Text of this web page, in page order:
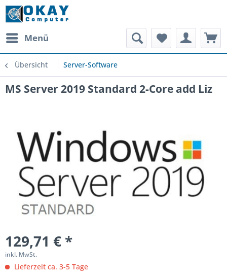
Menü
Übersicht Server-Software
MS Server 2019 Standard 2-Core add Liz
129,71 € *
inkl. MwSt.
Lieferzeit ca. 3-5 Tage